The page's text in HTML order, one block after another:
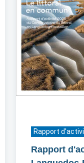
Rapport
Rapport